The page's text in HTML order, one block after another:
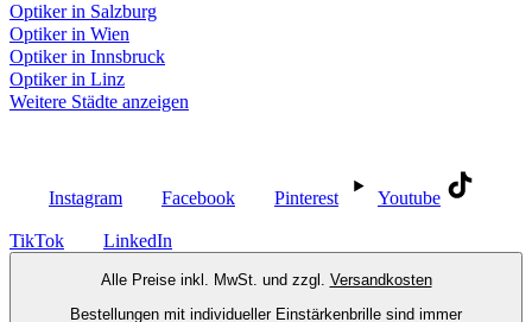
Optiker in Salzburg
Optiker in Wien
Optiker in Innsbruck
Optiker in Linz
Weitere Städte anzeigen
Instagram Facebook Pinterest Youtube
TikTok LinkedIn
Alle Preise inkl. MwSt. und zzgl. Versandkosten
Bestellungen mit individueller Einstärkenbrille sind immer